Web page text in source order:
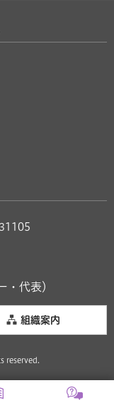
・代表）
組織案内